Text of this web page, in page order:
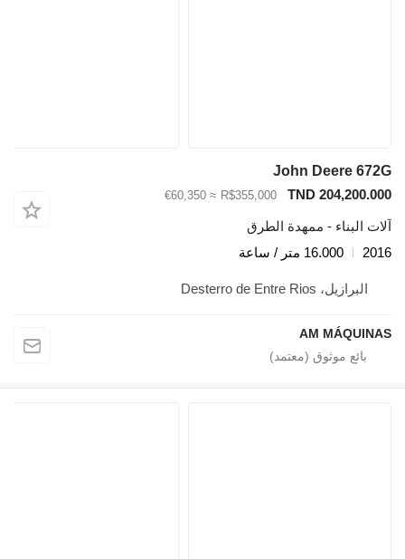
John Deere 672G
TND 204,200.000
R$355,000
≈ €60,350
آلات البناء - ممهدة الطرق
2016
16.000 متر / ساعة
البرازيل، Desterro de Entre Rios
AM MÁQUINAS